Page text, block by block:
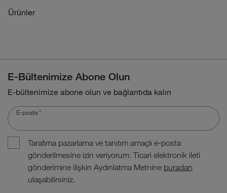
Ürünler
E-Bültenimize Abone Olun
E-bültenimize abone olun ve bağlantıda kalın
E-posta *
Tarafıma pazarlama ve tanıtım amaçlı e-posta
gönderilmesine izin veriyorum. Ticari elektronik ileti
gönderimine ilişkin Aydınlatma Metnine buradan
ulaşabilirsiniz.